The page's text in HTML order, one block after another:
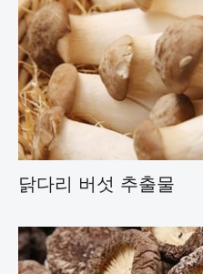
닭다리 버섯 추출물